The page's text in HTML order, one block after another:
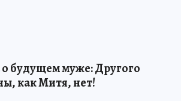
о будущем муже: Другого
как Митя, нет!